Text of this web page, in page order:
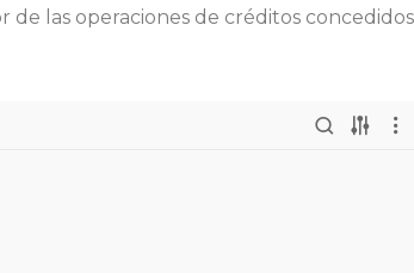
las operaciones de créditos